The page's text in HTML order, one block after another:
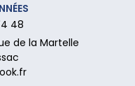
48
de la Martelle